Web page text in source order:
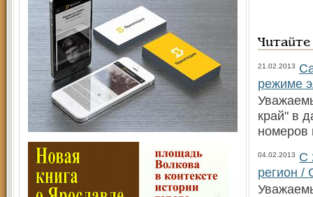
21.02.2013
режиме
край" в
номеров
04.02.2013
С
регион /